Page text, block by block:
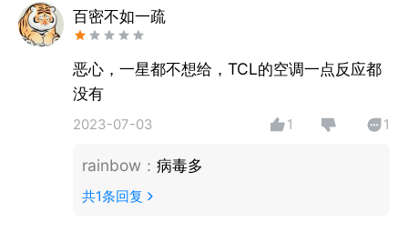
红外功能完美解决方案，让您彻底了解手机功能，轻松
使用遥控器！
遥控设备丢失怎么办？
万能遥控器ft是您的必备选择！不用买电池，不用清
理，不用特意收藏！一年四季，想用就用！还在犹豫什
么？快来下载吧！
百密不如一疏
恶心，一星都不想给，TCL的空调一点反应都
没有
2023-07-03 1 1
rainbow： 病毒多
共1条回复